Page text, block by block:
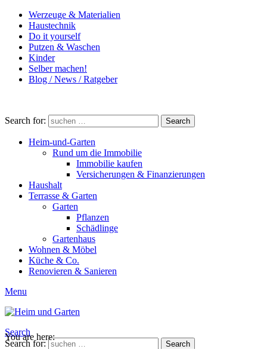
Werzeuge & Materialien
Haustechnik
Do it yourself
Putzen & Waschen
Kinder
Selber machen!
Blog / News / Ratgeber
Search for: Search
Heim-und-Garten
Rund um die Immobilie
Immobilie kaufen
Versicherungen & Finanzierungen
Haushalt
Terrasse & Garten
Garten
Pflanzen
Schädlinge
Gartenhaus
Wohnen & Möbel
Küche & Co.
Renovieren & Sanieren
Menu
Search
Search for:
Search
You are here: